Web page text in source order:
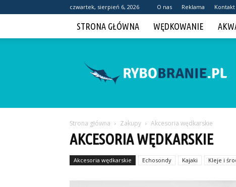
czwartek, sierpień 6, 2026 O nas Reklama Kontakt
STRONA GŁÓWNA WĘDKOWANIE
Strona główna Zakupy Akcesoria wędkarskie
AKCESORIA WĘDKARSKIE
Akcesoria wędkarskie Echosondy Kajaki Kleje i